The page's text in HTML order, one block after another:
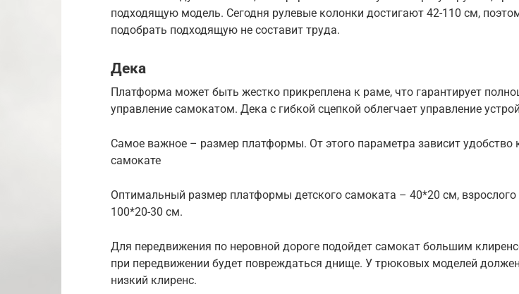
подходящую модель. Сегодня рулевые колонки достигают 42-110 см,
подобрать подходящую не составит труда.
Дека
Платформа может быть жестко прикреплена к раме, что гарантирует
управление самокатом. Дека с гибкой сцепкой облегчает управление
Самое важное – размер платформы. От этого параметра зависит удобство
самокате
Оптимальный размер платформы детского самоката – 40*20 см,
100*20-30 см.
Для передвижения по неровной дороге подойдет самокат большим
при передвижении будет повреждаться днище. У трюковых моделей
низкий клиренс.